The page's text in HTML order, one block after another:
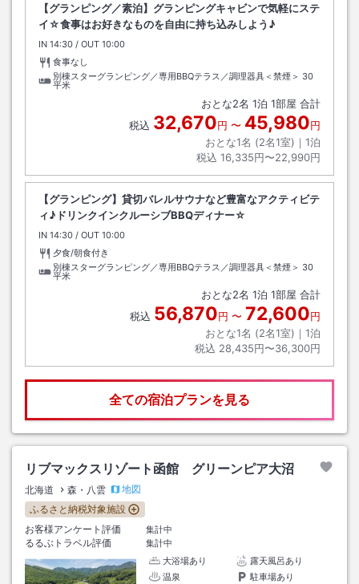
【グランピング／素泊】グランピングキャビンで気軽にステ
イ☆食事はお好きなものを自由に持ち込みしよう♪
IN チェックイン
14:30 / OUT チェックアウト
10:00
食事なし
別棟スターグランピング／専用BBQテラス／調理器具＜禁煙＞ 30
平米
おとな2名 1泊 1部屋 合計
税込 32,670円 〜 45,980円
おとな1名 (2名1室)｜ 1泊
税込 16,335円〜22,990円
【グランピング】貸切バレルサウナなど豊富なアクティビテ
ィ♪ドリンクインクルーシブBBQディナー☆
IN チェックイン
14:30 / OUT チェックアウト
10:00
夕食/朝食付き
別棟スターグランピング／専用BBQテラス／調理器具＜禁煙＞ 30
平米
おとな2名 1泊 1部屋 合計
税込 56,870円 〜 72,600円
おとな1名 (2名1室)｜ 1泊
税込 28,435円〜36,300円
全ての宿泊プランを見る
リブマックスリゾート函館 グリーンピア大沼
北海道 森・八雲
地図
ふるさと納税対象施設
お客様アンケート評価
集計中
るるぶトラベル評価
集計中
大浴場あり
露天風呂あり
温泉
駐車場あり